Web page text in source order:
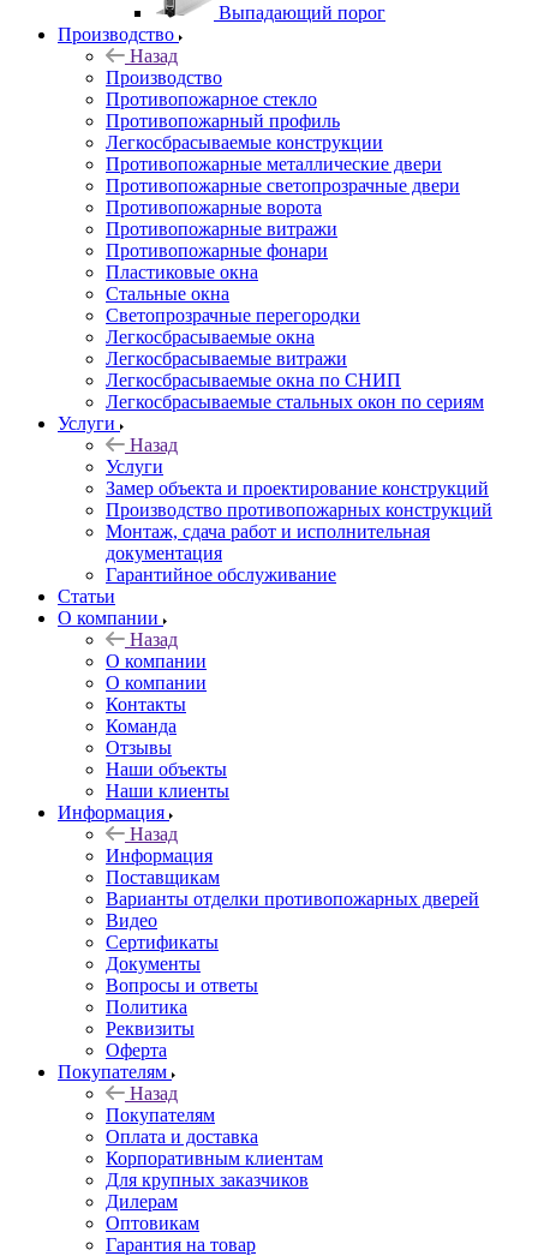
Выпадающий порог
Производство
Назад
Производство
Противопожарное стекло
Противопожарный профиль
Легкосбрасываемые конструкции
Противопожарные металлические двери
Противопожарные светопрозрачные двери
Противопожарные ворота
Противопожарные витражи
Противопожарные фонари
Пластиковые окна
Стальные окна
Светопрозрачные перегородки
Легкосбрасываемые окна
Легкосбрасываемые витражи
Легкосбрасываемые окна по СНИП
Легкосбрасываемые стальных окон по сериям
Услуги
Назад
Услуги
Замер объекта и проектирование конструкций
Производство противопожарных конструкций
Монтаж, сдача работ и исполнительная
документация
Гарантийное обслуживание
Статьи
О компании
Назад
О компании
О компании
Контакты
Команда
Отзывы
Наши объекты
Наши клиенты
Информация
Назад
Информация
Поставщикам
Варианты отделки противопожарных дверей
Видео
Сертификаты
Документы
Вопросы и ответы
Политика
Реквизиты
Оферта
Покупателям
Назад
Покупателям
Оплата и доставка
Корпоративным клиентам
Для крупных заказчиков
Дилерам
Оптовикам
Гарантия на товар